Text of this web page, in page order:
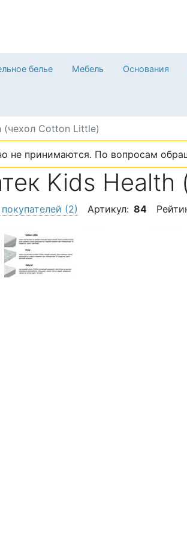
белье Мебель Основания
(чехол Cotton Little)
не принимаются. По вопросам
Kids Health
(2) Артикул: 84